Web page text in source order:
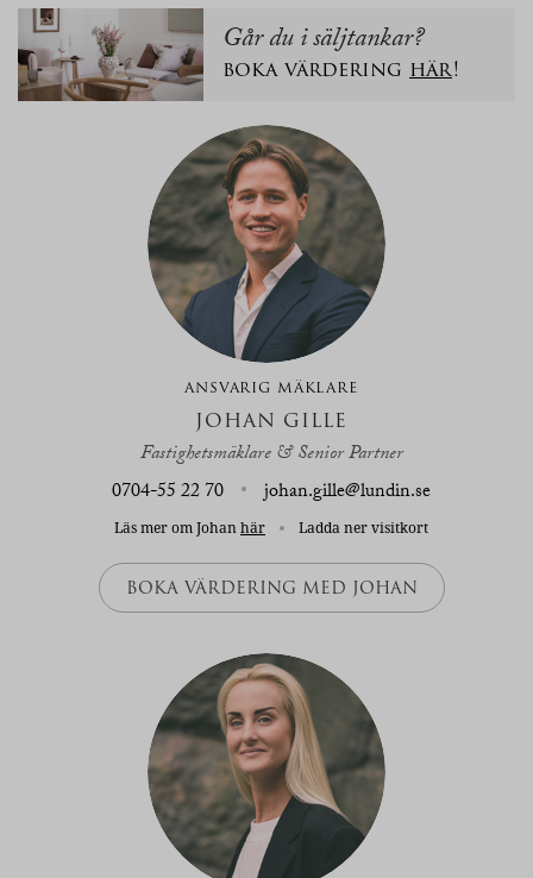
Går du i säljtankar?
boka värdering här!
ANSVARIG MÄKLARE
JOHAN GILLE
Fastighetsmäklare & Senior Partner
0704-55 22 70
johan.gille@lundin.se
Läs mer om Johan här Ladda ner visitkort
BOKA VÄRDERING MED JOHAN